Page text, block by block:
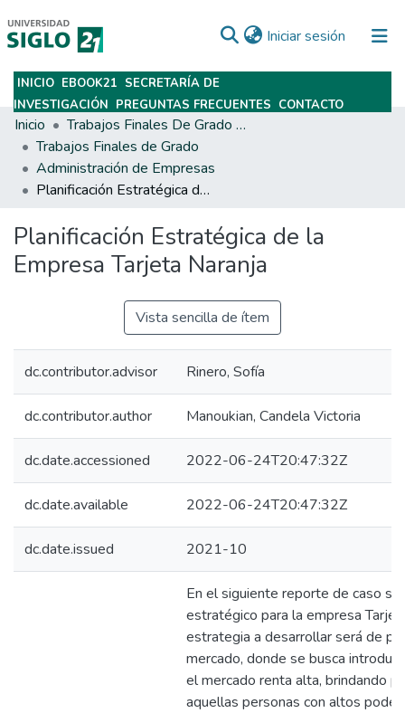
Iniciar sesión (current)
Subir
INICIO EBOOK21 SECRETARÍA DE
INVESTIGACIÓN PREGUNTAS FRECUENTES CONTACTO
Inicio
Trabajos Finales De Grado Y Posgrado
Trabajos Finales de Grado
Administración de Empresas
Planificación Estratégica de la Empresa Tarjeta Naranja
Planificación Estratégica de la
Empresa Tarjeta Naranja
Vista sencilla de ítem
dc.contributor.advisor Rinero, Sofía
dc.contributor.author Manoukian, Candela Victoria
dc.date.accessioned 2022-06-24T20:47:32Z
dc.date.available 2022-06-24T20:47:32Z
dc.date.issued 2021-10
En el siguiente reporte de caso se
estratégico para la empresa
estrategia a desarrollar será de
mercado, donde se busca
el mercado renta alta, brindando
aquellas personas con altos